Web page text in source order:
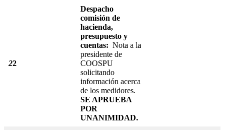
22
Despacho
comisión de
hacienda,
presupuesto y
cuentas: Nota a la
presidente de
COOSPU
solicitando
información acerca
de los medidores.
SE APRUEBA
POR
UNANIMIDAD.